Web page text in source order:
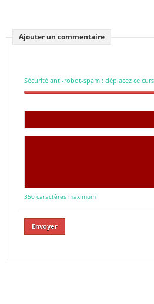
Ajouter un commentaire
Sécurité anti-robot-spam : déplacez ce
350 caractères maximum
Envoyer